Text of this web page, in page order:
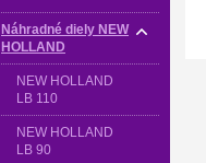
Náhradné diely NEW
HOLLAND
NEW HOLLAND
LB 110
NEW HOLLAND
LB 90